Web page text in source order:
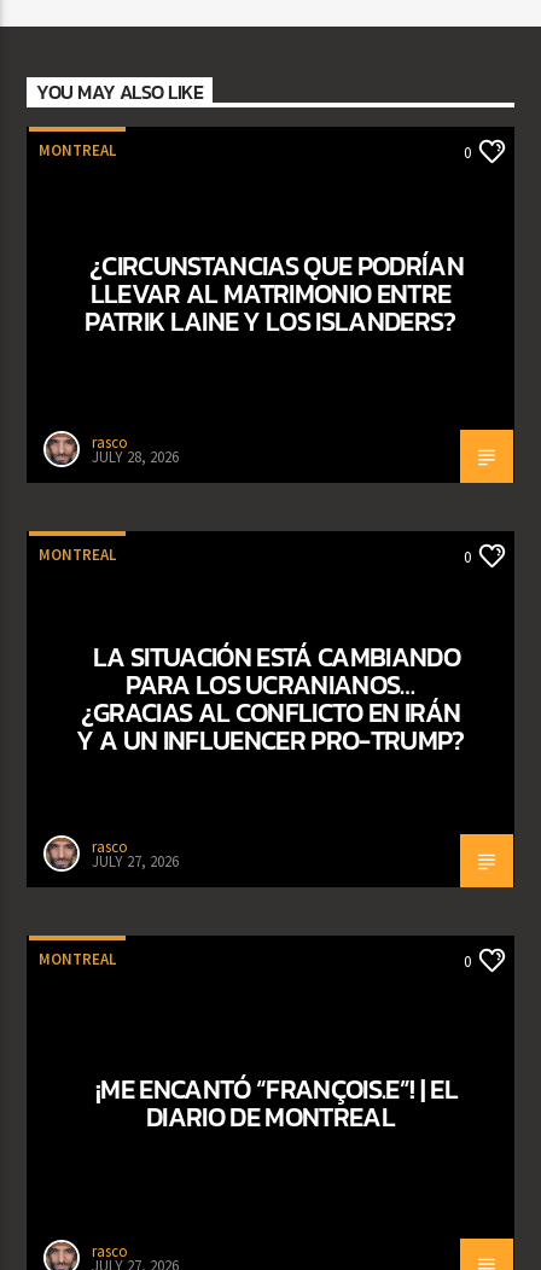
YOU MAY ALSO LIKE
MONTREAL 0
¿CIRCUNSTANCIAS QUE PODRÍAN
LLEVAR AL MATRIMONIO ENTRE
PATRIK LAINE Y LOS ISLANDERS?
rasco
JULY 28, 2026
MONTREAL 0
LA SITUACIÓN ESTÁ CAMBIANDO
PARA LOS UCRANIANOS…
¿GRACIAS AL CONFLICTO EN IRÁN
Y A UN INFLUENCER PRO-TRUMP?
rasco
JULY 27, 2026
MONTREAL 0
¡ME ENCANTÓ “FRANÇOIS.E”! | EL
DIARIO DE MONTREAL
rasco